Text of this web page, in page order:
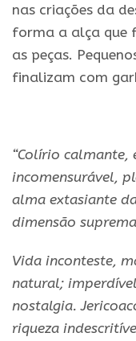
nas criações da
forma a alça que
as peças.
finalizam com
“Colírio calmante,
incomensurável,
alma extasiante
dimensão
Vida inconteste,
natural;
nostalgia.
riqueza